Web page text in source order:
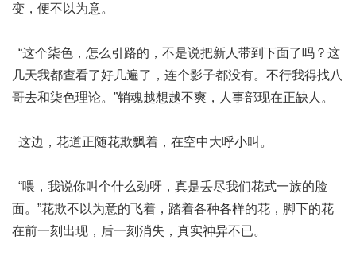
变，便不以为意。
“这个柒色，怎么引路的，不是说把新人带到下面了吗？这
几天我都查看了好几遍了，连个影子都没有。不行我得找八
哥去和柒色理论。”销魂越想越不爽，人事部现在正缺人。
这边，花道正随花欺飘着，在空中大呼小叫。
“喂，我说你叫个什么劲呀，真是丢尽我们花式一族的脸
面。”花欺不以为意的飞着，踏着各种各样的花，脚下的花
在前一刻出现，后一刻消失，真实神异不已。